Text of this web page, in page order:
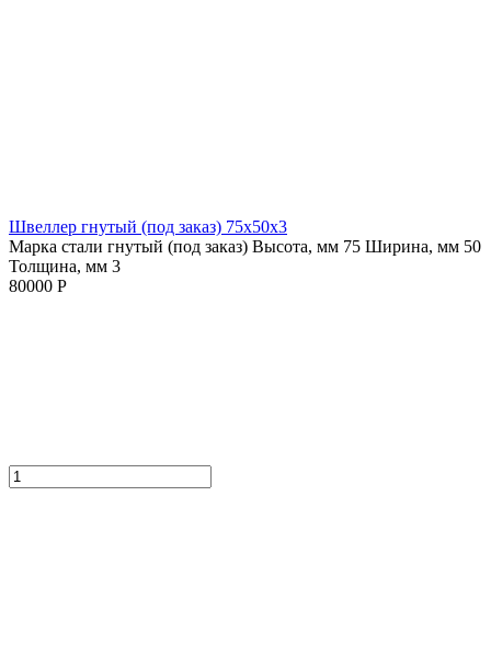
Швеллер гнутый (под заказ) 75х50х3
Марка стали гнутый (под заказ) Высота, мм 75 Ширина, мм 50
Толщина, мм 3
80000 Р